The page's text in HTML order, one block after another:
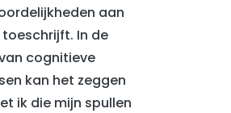
aan
In de
cognitieve
kan het zeggen
ik die mijn spullen